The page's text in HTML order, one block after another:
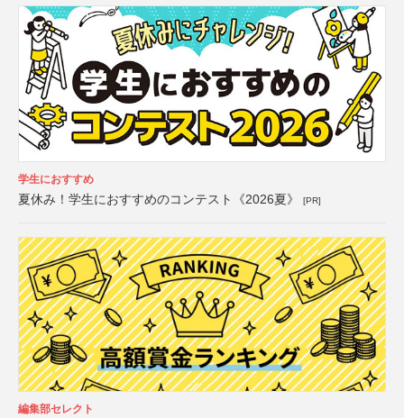
学生におすすめ
夏休み！学生におすすめのコンテスト《2026夏》 [PR]
編集部セレクト